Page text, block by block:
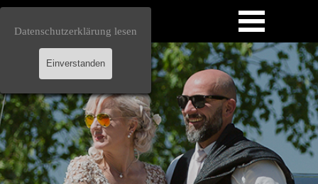
Datenschutzerklärung lesen
Einverstanden
Direkt zum Seiteninhalt Menü überspringen